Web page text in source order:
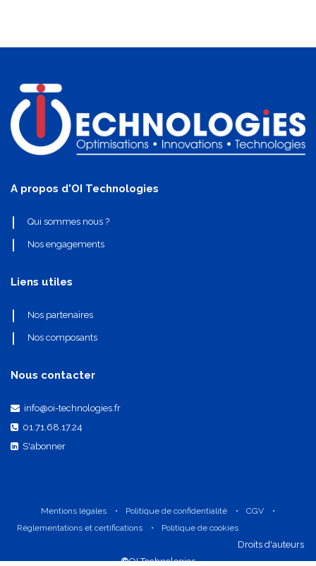
A propos d'OI Technologies
Qui sommes nous ?
Nos engagements
Liens utiles
Nos partenaires
Nos composants
Nous contacter
info@oi-technologies.fr
01.71.68.17.24
S'abonner
Mentions légales • Politique de confidentialité • CGV
•
Réglementations et certifications
• Politique de cookies
​Droits d'auteurs
©OI Technologies